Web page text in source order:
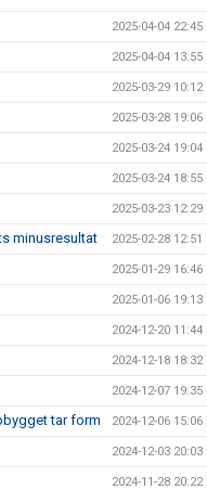
2025-04-04 22:45
2025-04-04 13:55
2025-03-29 10:12
2025-03-28 19:06
2025-03-24 19:04
2025-03-24 18:55
2025-03-23 12:29
minusresultat 2025-02-28 12:51
2025-01-29 16:46
2025-01-06 19:13
2024-12-20 11:44
2024-12-18 18:32
2024-12-07 19:35
tar form 2024-12-06 15:06
2024-12-03 20:03
2024-11-28 20:22